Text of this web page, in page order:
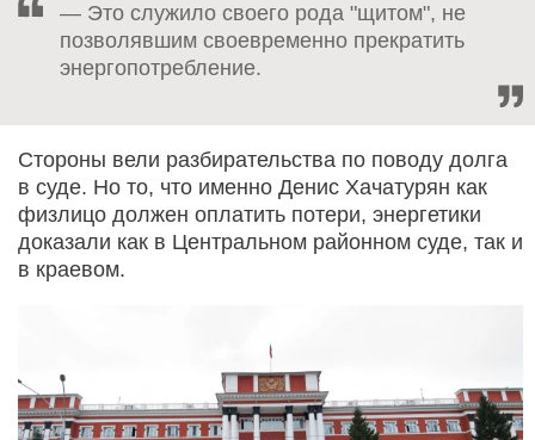
— Это служило своего рода "щитом", не
позволявшим своевременно прекратить
энергопотребление.
Стороны вели разбирательства по поводу долга
в суде. Но то, что именно Денис Хачатурян как
физлицо должен оплатить потери, энергетики
доказали как в Центральном районном суде, так и
в краевом.